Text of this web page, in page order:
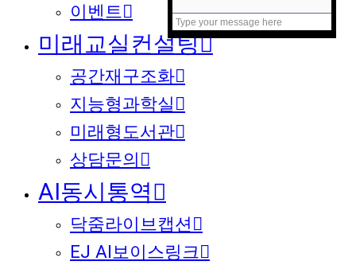
이벤트
미래교실컨설팅
공간재구조화
지능형과학실
미래형도서관
상담문의
AI동시통역
닥줌라이브캡션
EJ AI보이스링크